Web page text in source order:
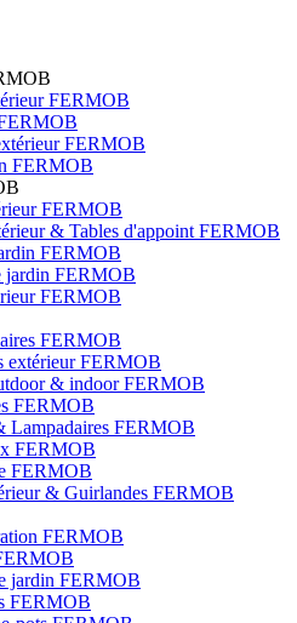
FERMOB
FERMOB
FERMOB
FERMOB
& Tables d'appoint FERMOB
FERMOB
jardin FERMOB
FERMOB
FERMOB
extérieur FERMOB
& indoor FERMOB
FERMOB
Lampadaires FERMOB
FERMOB
FERMOB
& Guirlandes FERMOB
FERMOB
jardin FERMOB
FERMOB